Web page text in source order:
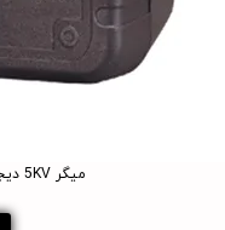
میگر 5KV دیجیتال یونی تی مدل UNI-T UT-513A